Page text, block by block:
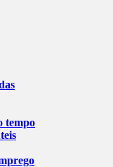
tempo